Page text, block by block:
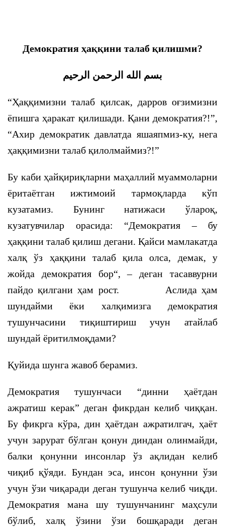
Демократия ҳаққини талаб қилишми?
بسم الله الرحمن الرحيم
“Ҳаққимизни талаб қилсак, дарров оғзимизни
ёпишга ҳаракат қилишади. Қани демократия?!”,
“Ахир демократик давлатда яшаяпмиз-ку, нега
ҳаққимизни талаб қилолмаймиз?!”
Бу каби ҳайқириқларни маҳаллий муаммоларни
ёритаётган ижтимоий тармоқларда кўп
кузатамиз. Бунинг натижаси ўлароқ,
кузатувчилар орасида: “Демократия – бу
ҳаққини талаб қилиш дегани. Қайси мамлакатда
халқ ўз ҳаққини талаб қила олса, демак, у
жойда демократия бор“, – деган тасаввурни
пайдо қилгани ҳам рост. Аслида ҳам
шундайми ёки халқимизга демократия
тушунчасини тиқиштириш учун атайлаб
шундай ёритилмоқдами?
Қуйида шунга жавоб берамиз.
Демократия тушунчаси “динни ҳаётдан
ажратиш керак” деган фикрдан келиб чиққан.
Бу фикрга кўра, дин ҳаётдан ажратилгач, ҳаёт
учун зарурат бўлган қонун диндан олинмайди,
балки қонунни инсонлар ўз ақлидан келиб
чиқиб қўяди. Бундан эса, инсон қонунни ўзи
учун ўзи чиқаради деган тушунча келиб чиқди.
Демократия мана шу тушунчанинг маҳсули
бўлиб, халқ ўзини ўзи бошқаради деган